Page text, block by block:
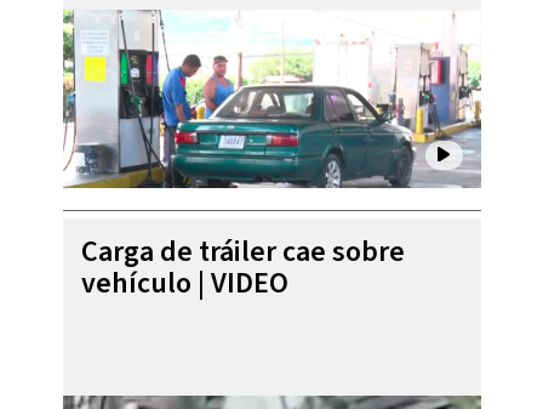
Carga de tráiler cae sobre
vehículo | VIDEO